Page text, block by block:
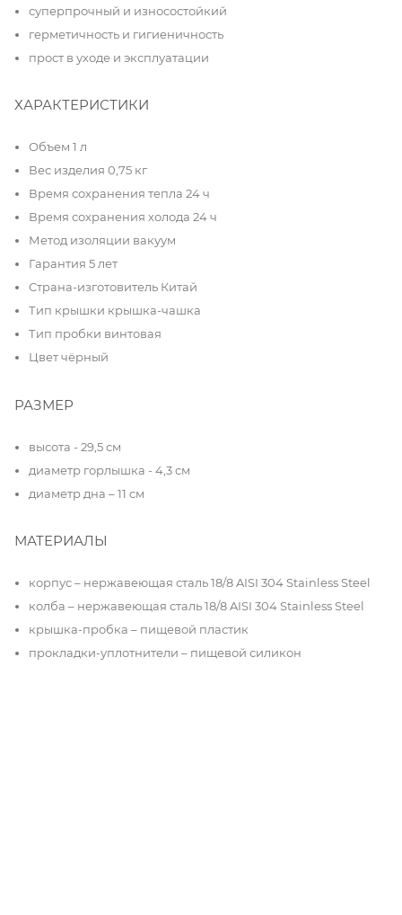
суперпрочный и износостойкий
герметичность и гигиеничность
прост в уходе и эксплуатации
ХАРАКТЕРИСТИКИ
Объем 1 л
Вес изделия 0,75 кг
Время сохранения тепла 24 ч
Время сохранения холода 24 ч
Метод изоляции вакуум
Гарантия 5 лет
Страна-изготовитель Китай
Тип крышки крышка-чашка
Тип пробки винтовая
Цвет чёрный
РАЗМЕР
высота - 29,5 см
диаметр горлышка - 4,3 см
диаметр дна – 11 см
МАТЕРИАЛЫ
корпус – нержавеющая сталь 18/8 AISI 304 Stainless Steel
колба – нержавеющая сталь 18/8 AISI 304 Stainless Steel
крышка-пробка – пищевой пластик
прокладки-уплотнители – пищевой силикон